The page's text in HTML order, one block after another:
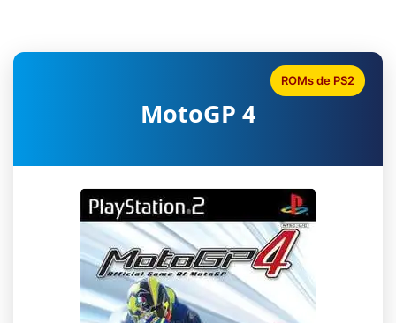
MotoGP 4
ROMs de PS2